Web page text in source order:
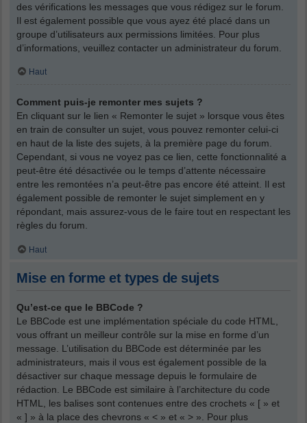
des vérifications les messages que vous rédigez sur le forum.
Il est également possible que vous ayez été placé dans un
groupe d’utilisateurs aux permissions limitées. Pour plus
d’informations, veuillez contacter un administrateur du forum.
Haut
Comment puis-je remonter mes sujets ?
En cliquant sur le lien « Remonter le sujet » lorsque vous êtes
en train de consulter un sujet, vous pouvez remonter celui-ci
en haut de la liste des sujets, à la première page du forum.
Cependant, si vous ne voyez pas ce lien, cette fonctionnalité a
peut-être été désactivée ou le temps d’attente nécessaire
entre les remontées n’a peut-être pas encore été atteint. Il est
également possible de remonter le sujet simplement en y
répondant, mais assurez-vous de le faire tout en respectant les
règles du forum.
Haut
Mise en forme et types de sujets
Qu’est-ce que le BBCode ?
Le BBCode est une implémentation spéciale du code HTML,
vous offrant un meilleur contrôle sur la mise en forme d’un
message. L’utilisation du BBCode est déterminée par les
administrateurs, mais il vous est également possible de la
désactiver sur chaque message depuis le formulaire de
rédaction. Le BBCode est similaire à l’architecture du code
HTML, les balises sont contenues entre des crochets « [ » et
« ] » à la place des chevrons « < » et « > ». Pour plus